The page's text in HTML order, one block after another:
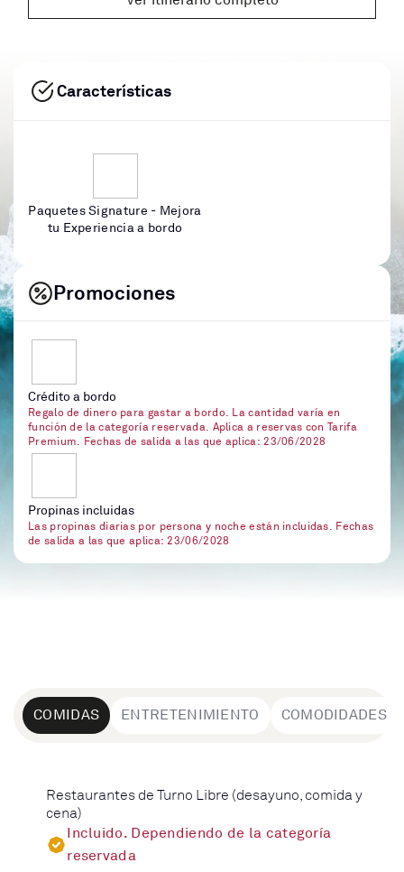
Características
Paquetes Signature - Mejora
tu Experiencia a bordo
Promociones
Crédito a bordo
Regalo de dinero para gastar a bordo. La cantidad varía en
función de la categoría reservada. Aplica a reservas con Tarifa
Premium. Fechas de salida a las que aplica: 23/06/2028
Propinas incluidas
Las propinas diarias por persona y noche están incluidas. Fechas
de salida a las que aplica: 23/06/2028
COMIDAS ENTRETENIMIENTO COMODIDADES
Restaurantes de Turno Libre (desayuno, comida y
cena)
Incluido. Dependiendo de la categoría
reservada